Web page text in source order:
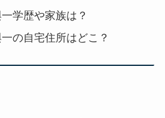
一学歴や家族は？
一の自宅住所はどこ？